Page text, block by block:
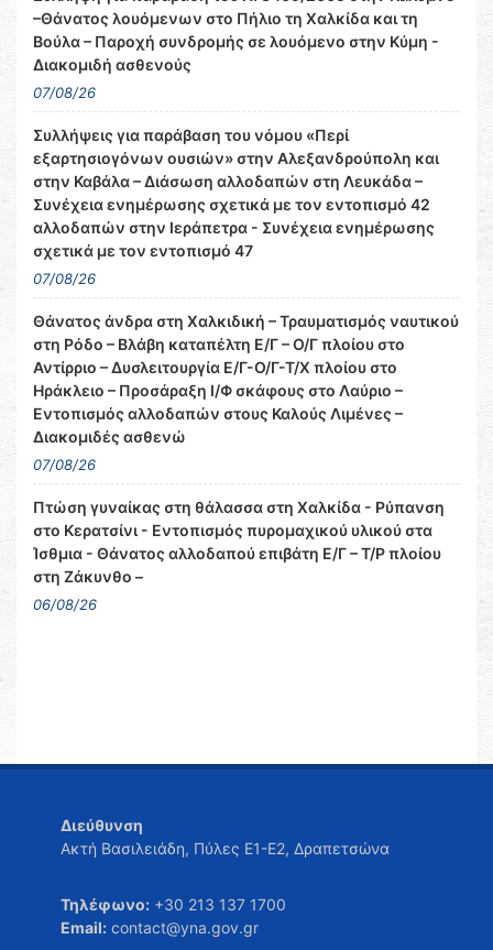
–Θάνατος λουόμενων στο Πήλιο τη Χαλκίδα και τη
Βούλα – Παροχή συνδρομής σε λουόμενο στην Κύμη -
Διακομιδή ασθενούς
07/08/26
Συλλήψεις για παράβαση του νόμου «Περί
εξαρτησιογόνων ουσιών» στην Αλεξανδρούπολη και
στην Καβάλα – Διάσωση αλλοδαπών στη Λευκάδα –
Συνέχεια ενημέρωσης σχετικά με τον εντοπισμό 42
αλλοδαπών στην Ιεράπετρα - Συνέχεια ενημέρωσης
σχετικά με τον εντοπισμό 47
07/08/26
Θάνατος άνδρα στη Χαλκιδική – Τραυματισμός ναυτικού
στη Ρόδο – Βλάβη καταπέλτη Ε/Γ – Ο/Γ πλοίου στο
Αντίρριο – Δυσλειτουργία Ε/Γ-Ο/Γ-Τ/Χ πλοίου στο
Ηράκλειο – Προσάραξη Ι/Φ σκάφους στο Λαύριο –
Εντοπισμός αλλοδαπών στους Καλούς Λιμένες –
Διακομιδές ασθενώ
07/08/26
Πτώση γυναίκας στη θάλασσα στη Χαλκίδα - Ρύπανση
στο Κερατσίνι - Εντοπισμός πυρομαχικού υλικού στα
Ίσθμια - Θάνατος αλλοδαπού επιβάτη Ε/Γ – Τ/Ρ πλοίου
στη Ζάκυνθο –
06/08/26
Διεύθυνση
Ακτή Βασιλειάδη, Πύλες Ε1-Ε2, Δραπετσώνα
Τηλέφωνο: +30 213 137 1700
Email: contact@yna.gov.gr